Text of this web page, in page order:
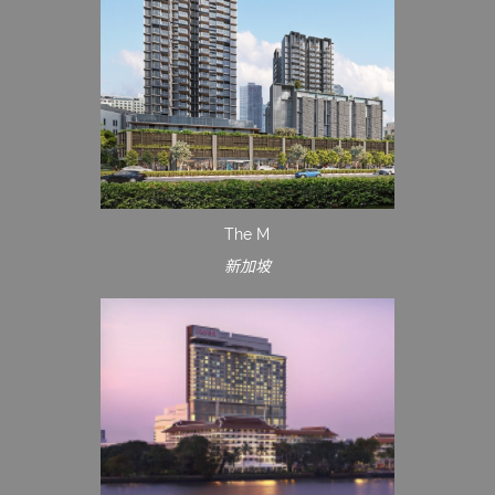
The M
新加坡